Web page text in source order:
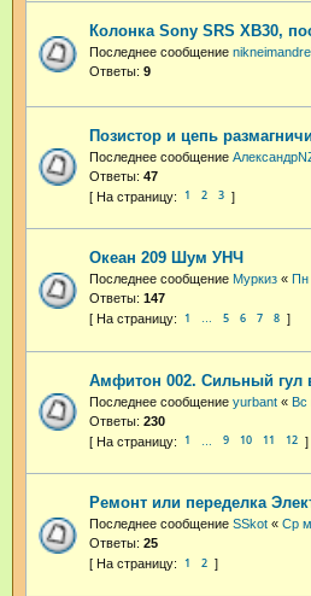
Колонка Sony SRS XB30,
Последнее сообщение
Ответы: 9
Позистор и цепь
Последнее сообщение
Ответы: 47
1 2 3
Океан 209 Шум УНЧ
Последнее сообщение Муркиз « Пн
Ответы: 147
1 … 5 6 7 8
Амфитон 002. Сильный гул
Последнее сообщение yurbant « Вс
Ответы: 230
1 9 10 11 12
Ремонт или переделка
Последнее сообщение SSkot « Ср
Ответы: 25
1 2